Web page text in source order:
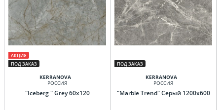
АКЦИЯ
ПОД ЗАКАЗ
KERRANOVA
РОССИЯ
"Iceberg " Grey 60х120
ПОД ЗАКАЗ
KERRANOVA
РОССИЯ
"Marble Trend" Серый 1200х600